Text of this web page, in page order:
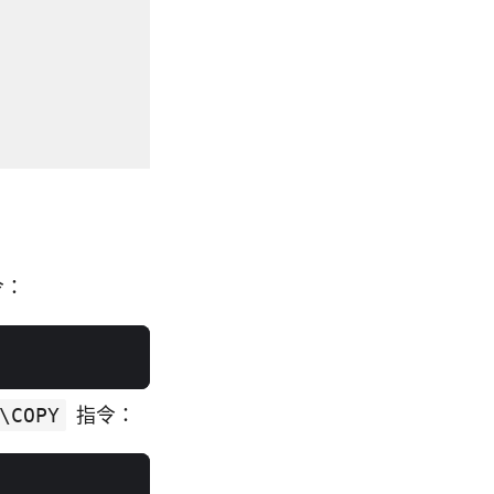
\COPY 指令：